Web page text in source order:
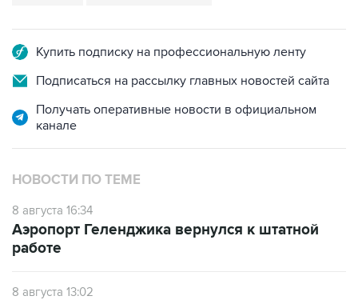
Купить подписку на профессиональную ленту
Подписаться на рассылку главных новостей сайта
Получать оперативные новости в официальном
канале
НОВОСТИ ПО ТЕМЕ
8 августа 16:34
Аэропорт Геленджика вернулся к штатной
работе
8 августа 13:02